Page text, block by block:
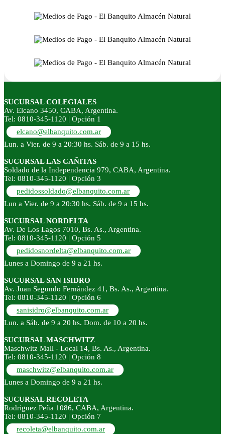
SUCURSAL COLEGIALES
Av. Elcano 3450, CABA, Argentina.
Tel: 0810-345-1120 | Opción 1
elcano@elbanquito.com.ar
Lun. a Vier. de 9 a 20:30 hs. Sáb. de 9 a 15 hs.
SUCURSAL LAS CAÑITAS
Soldado de la Independencia 979, CABA, Argentina.
Tel: 0810-345-1120 | Opción 3
pedidossoldado@elbanquito.com.ar
Lun a Vier. de 9 a 20:30 hs. Sáb. de 9 a 15 hs.
SUCURSAL NORDELTA
Av. De Los Lagos 7010, Bs. As., Argentina.
Tel: 0810-345-1120 | Opción 5
pedidosnordelta@elbanquito.com.ar
Lunes a Domingo de 9 a 21 hs.
SUCURSAL SAN ISIDRO
Av. Juan Segundo Fernández 41, Bs. As., Argentina.
Tel: 0810-345-1120 | Opción 6
sanisidro@elbanquito.com.ar
Lun. a Sáb. de 9 a 20 hs. Dom. de 10 a 20 hs.
SUCURSAL MASCHWITZ
Maschwitz Mall - Local 14, Bs. As., Argentina.
Tel: 0810-345-1120 | Opción 8
maschwitz@elbanquito.com.ar
Lunes a Domingo de 9 a 21 hs.
SUCURSAL RECOLETA
Rodríguez Peña 1086, CABA, Argentina.
Tel: 0810-345-1120 | Opción 7
recoleta@elbanquito.com.ar